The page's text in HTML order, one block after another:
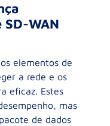
WAN
elementos de
a rede e os
eficaz. Estes
mas
de dados